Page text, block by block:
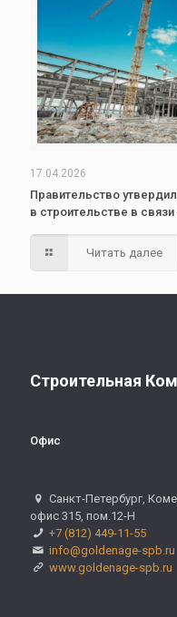
17.04.2026
Правительство
в строительстве в
Читать далее
Строительная
Офис
Санкт-Петербург,
офис 315, пом.12-Н
+7 (812) 449-11-55
info@goldenage-spb.ru
www.goldenage-spb.ru